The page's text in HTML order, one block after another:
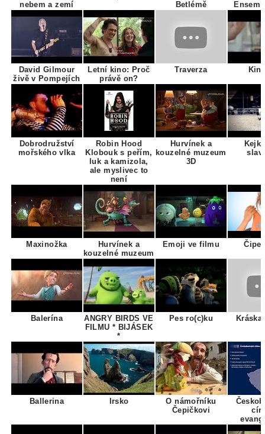
nebem a zemí
Betlémě
David Gilmour
živě v Pompejích
Letní kino: Proč
právě on?
Traverza
Dobrodružství
mořského vlka
Robin Hood
Klobouk s peřím,
luk a kamizola,
ale myslivec to
není
Hurvínek a
kouzelné muzeum
3D
Maxinožka
Hurvínek a
kouzelné muzeum
Emoji ve filmu
Balerína
ANGRY BIRDS VE
FILMU * BIJÁSEK
*
Pes ro(c)ku
Ballerina Irsko
O námořníku
Čepičkovi